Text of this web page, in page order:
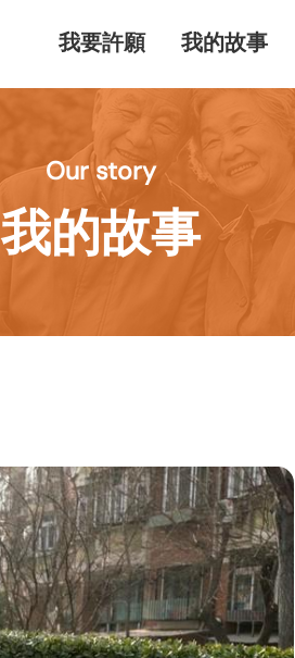
我要許願 我的故事
Our story
我的故事